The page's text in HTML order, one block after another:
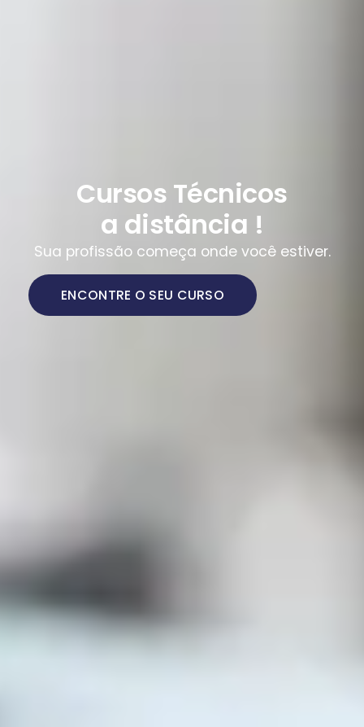
Cursos Técnicos
a distância !
Sua profissão começa onde você estiver.
ENCONTRE O SEU CURSO